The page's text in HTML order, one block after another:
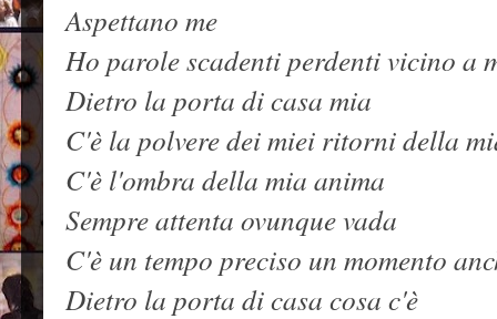
Aspettano me
Ho parole scadenti perdenti vicino a
Dietro la porta di casa mia
C'è la polvere dei miei ritorni della
C'è l'ombra della mia anima
Sempre attenta ovunque vada
C'è un tempo preciso un momento
Dietro la porta di casa cosa c'è